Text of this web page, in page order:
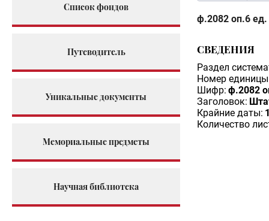
Список фондов
Путеводитель
Уникальные документы
Мемориальные предметы
Научная библиотека
ф.2082 оп.6 ед.
СВЕДЕНИЯ
Раздел
Номер единицы
Шифр: ф.2082
Заголовок:
Крайние даты:
Количество